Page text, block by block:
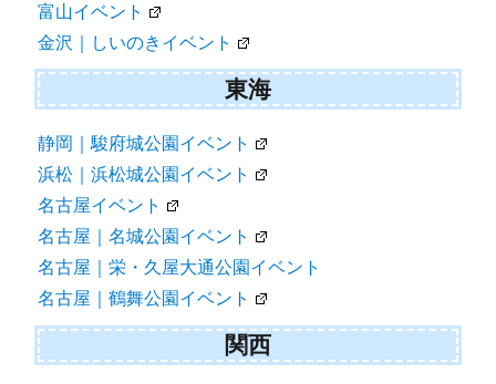
富山イベント
金沢｜しいのきイベント
東海
静岡｜駿府城公園イベント
浜松｜浜松城公園イベント
名古屋イベント
名古屋｜名城公園イベント
名古屋｜栄・久屋大通公園イベント
名古屋｜鶴舞公園イベント
関西